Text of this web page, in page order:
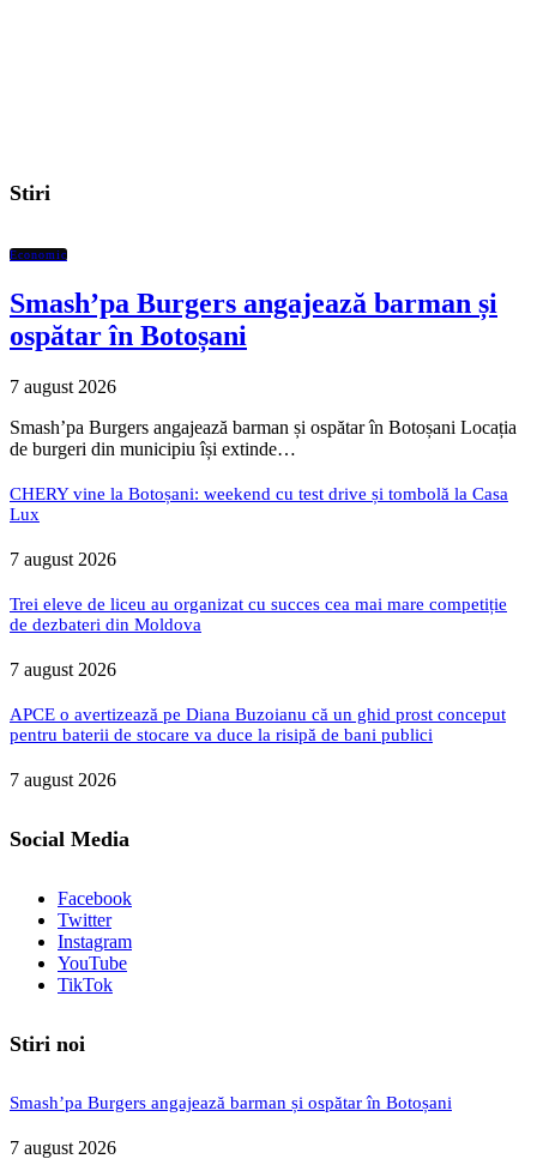
Stiri
Economic
Smash’pa Burgers angajează barman și
ospătar în Botoșani
7 august 2026
Smash’pa Burgers angajează barman și ospătar în Botoșani Locația
de burgeri din municipiu își extinde…
CHERY vine la Botoșani: weekend cu test drive și tombolă la Casa
Lux
7 august 2026
Trei eleve de liceu au organizat cu succes cea mai mare competiție
de dezbateri din Moldova
7 august 2026
APCE o avertizează pe Diana Buzoianu că un ghid prost conceput
pentru baterii de stocare va duce la risipă de bani publici
7 august 2026
Social Media
Facebook
Twitter
Instagram
YouTube
TikTok
Stiri noi
Smash’pa Burgers angajează barman și ospătar în Botoșani
7 august 2026